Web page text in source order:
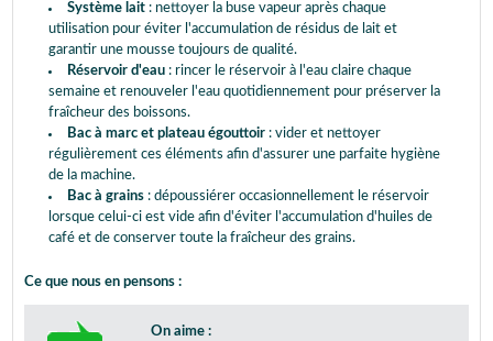
Système lait : nettoyer la buse vapeur après chaque
utilisation pour éviter l'accumulation de résidus de lait et
garantir une mousse toujours de qualité.
Réservoir d'eau : rincer le réservoir à l'eau claire chaque
semaine et renouveler l'eau quotidiennement pour préserver la
fraîcheur des boissons.
Bac à marc et plateau égouttoir : vider et nettoyer
régulièrement ces éléments afin d'assurer une parfaite hygiène
de la machine.
Bac à grains : dépoussiérer occasionnellement le réservoir
lorsque celui-ci est vide afin d'éviter l'accumulation d'huiles de
café et de conserver toute la fraîcheur des grains.
Ce que nous en pensons :
On aime :